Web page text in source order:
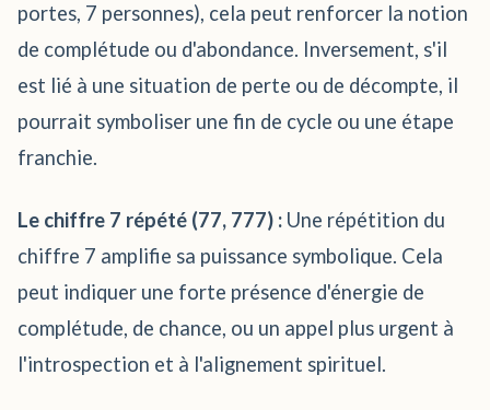
portes, 7 personnes), cela peut renforcer la notion
de complétude ou d'abondance. Inversement, s'il
est lié à une situation de perte ou de décompte, il
pourrait symboliser une fin de cycle ou une étape
franchie.
Le chiffre 7 répété (77, 777) : Une répétition du
chiffre 7 amplifie sa puissance symbolique. Cela
peut indiquer une forte présence d'énergie de
complétude, de chance, ou un appel plus urgent à
l'introspection et à l'alignement spirituel.